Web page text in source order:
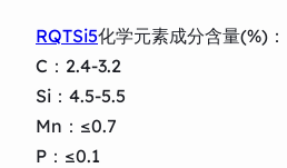
RQTSi5化学元素成分含量(%)：
C：2.4-3.2
Si：4.5-5.5
Mn：≤0.7
P：≤0.1